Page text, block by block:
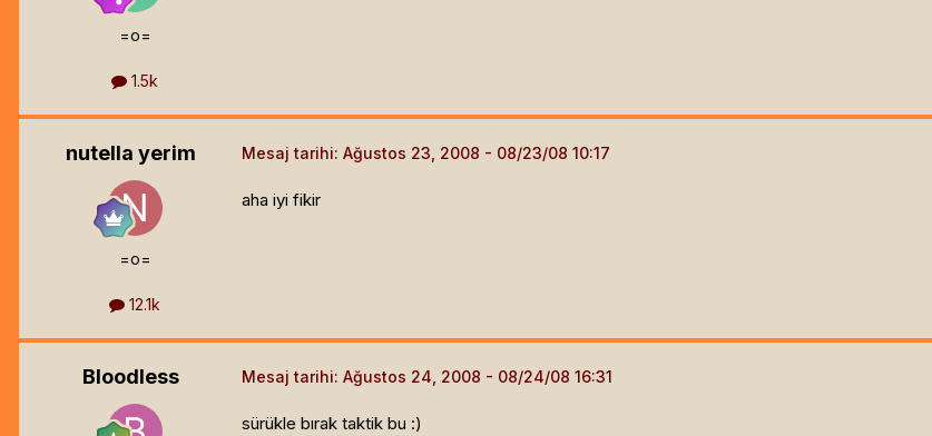
=o=
1.5k
nutella yerim
=o=
12.1k
Mesaj tarihi: Ağustos 23, 2008
aha iyi fikir
Bloodless Mesaj tarihi: Ağustos 24, 2008
sürükle bırak taktik bu :)